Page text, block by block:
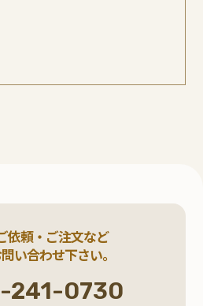
依頼・ご注文など
い合わせ下さい。
241-0730